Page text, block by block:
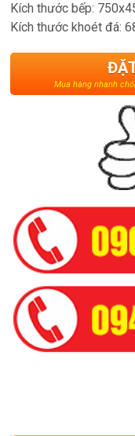
Kích thước bếp:
Kích thước khoét đá:
Mua hàng nhanh